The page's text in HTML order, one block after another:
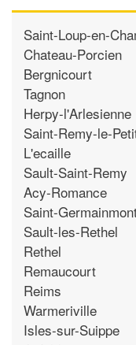
Saint-Loup-en-
Chateau-Porcien
Bergnicourt
Tagnon
Herpy-l'Arlesienne
Saint-Remy-le-
L'ecaille
Sault-Saint-Remy
Acy-Romance
Saint-
Sault-les-Rethel
Rethel
Remaucourt
Reims
Warmeriville
Isles-sur-Suippe